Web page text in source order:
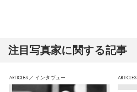
注⽬写真家に関する記事
ARTICLES ／ インタヴュー ARTICLES